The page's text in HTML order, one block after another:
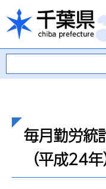
毎月勤労統
（平成24年